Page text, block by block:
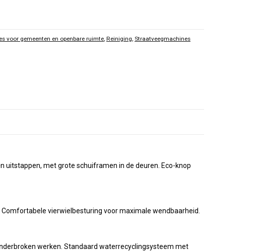
voor gemeenten en openbare ruimte, Reiniging, Straatveegmachines
uitstappen, met grote schuiframen in de deuren. Eco-knop
vierwielbesturing voor maximale wendbaarheid.
werken. Standaard waterrecyclingsysteem met